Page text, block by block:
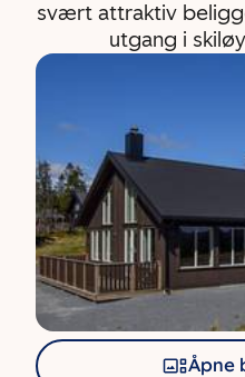
svært attraktiv
utgang i
Åpne